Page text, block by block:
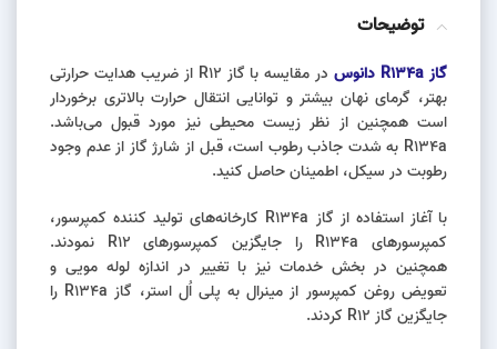
توضیحات
گاز R134a دانوس
در مقایسه با گاز R12 از ضریب هدایت حرارتی
بهتر، گرمای نهان بیشتر و توانایی انتقال حرارت بالاتری برخوردار
است همچنین از نظر زیست محیطی نیز مورد قبول می‌باشد.
R134a به شدت جاذب رطوب است، قبل از شارژ گاز از عدم وجود
رطوبت در سیکل، اطمینان حاصل کنید.
با آغاز استفاده از گاز R134a کارخانه‌های تولید کننده کمپرسور،
کمپرسورهای R134a را جایگزین کمپرسورهای R12 نمودند.
همچنین در بخش خدمات نیز با تغییر در اندازه لوله مویی و
تعویض روغن کمپرسور از مینرال به پلی اُل استر، گاز R134a را
جایگزین گاز R12 کردند.